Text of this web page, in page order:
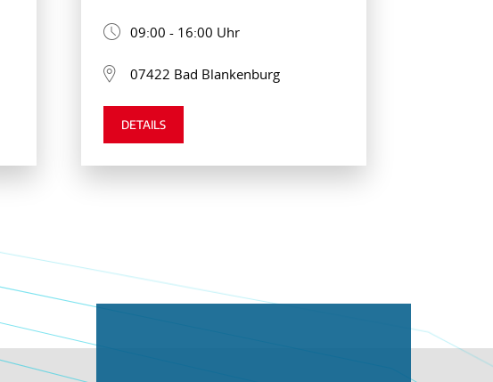
09:00 - 16:00 Uhr
07422 Bad Blankenburg
DETAILS